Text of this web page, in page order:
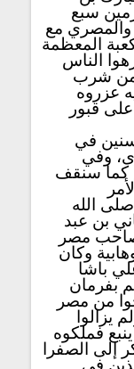
سبع
والمصري مع
المعظمة
الناس
من شرب
عزروه
قبور
في
وفي
كما سنقف
الله
بن عبد
مصر
وكان
علي باشا
بفرمان
من مصر
فملكوه
إلى الصفرا
في